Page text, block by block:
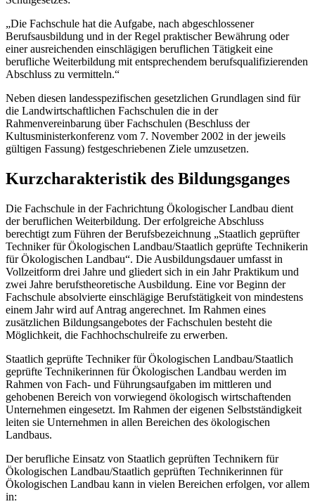
„Die Fachschule hat die Aufgabe, nach abgeschlossener
Berufsausbildung und in der Regel praktischer Bewährung oder
einer ausreichenden einschlägigen beruflichen Tätigkeit eine
berufliche Weiterbildung mit entsprechendem berufsqualifizierenden
Abschluss zu vermitteln.“
Neben diesen landesspezifischen gesetzlichen Grundlagen sind für
die Landwirtschaftli­chen Fachschulen die in der
Rahmenvereinbarung über Fachschulen (Beschluss der
Kultusministerkonferenz vom 7. November 2002 in der jeweils
gültigen Fassung) festgeschriebenen Ziele umzusetzen.
Kurzcharakteristik des Bildungsganges
Die Fachschule in der Fachrichtung Ökologischer Landbau dient
der beruflichen Weiterbildung. Der erfolgreiche Abschluss
berechtigt zum Führen der Berufsbezeichnung „Staatlich geprüfter
Techniker für Ökologischen Landbau/Staatlich geprüfte Technikerin
für Ökologischen Landbau“. Die Ausbildungsdauer umfasst in
Vollzeitform drei Jahre und gliedert sich in ein Jahr Praktikum und
zwei Jahre berufstheoretische Ausbildung. Eine vor Beginn der
Fachschule absolvierte einschlägige Berufstätigkeit von mindestens
einem Jahr wird auf Antrag angerechnet. Im Rahmen eines
zusätzlichen Bildungsangebotes der Fachschulen besteht die
Möglichkeit, die Fachhochschulreife zu erwerben.
Staatlich geprüfte Techniker für Ökologischen Landbau/Staatlich
geprüfte Technikerinnen für Ökologischen Landbau werden im
Rahmen von Fach- und Führungsaufgaben im mittleren und
gehobenen Bereich von vorwiegend ökologisch wirtschaftenden
Unternehmen eingesetzt. Im Rahmen der eigenen Selbstständigkeit
leiten sie Unternehmen in allen Bereichen des ökologischen
Landbaus.
Der berufliche Einsatz von Staatlich geprüften Technikern für
Ökologischen Landbau/Staatlich geprüften Technikerinnen für
Ökologischen Landbau kann in vielen Bereichen erfolgen, vor allem
in: